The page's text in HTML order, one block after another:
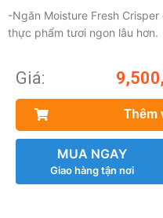
-Ngăn Moisture Fresh
thực phẩm tươi ngon lâu hơn.
Giá:
Thêm
MUA NGAY
Giao hàng tận nơi